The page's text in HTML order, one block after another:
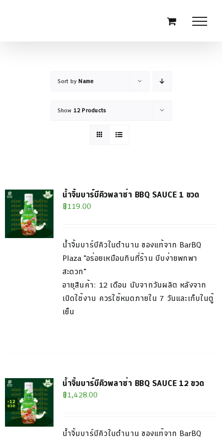
Sort byName
Show 12 Products
น้ำจิ้มบาร์บีคิวพลาซ่า BBQ SAUCE 1 ขวด
฿119.00
น้ำจิ้มบาร์บีคิวในตำนาน ของแท้จาก BarBQ
Plaza "อร่อยเหมือนกินที่ร้าน บีบง่ายพกพา
สะดวก"
อายุสินค้า: 12 เดือน นับจากวันผลิต หลังจาก
เปิดใช้งาน ควรใช้หมดภายใน 7 วันและเก็บในตู้
เย็น
น้ำจิ้มบาร์บีคิวพลาซ่า BBQ SAUCE 12 ขวด
฿1,428.00
น้ำจิ้มบาร์บีคิวในตำนาน ของแท้จาก BarBQ